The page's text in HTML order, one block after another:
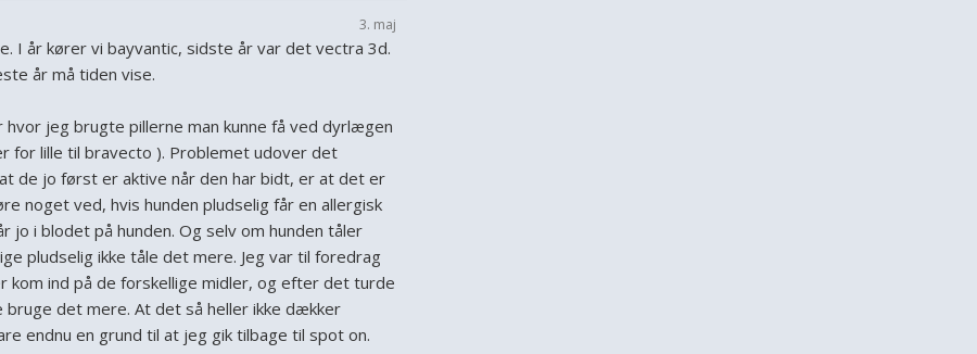
3. maj
I år kører vi bayvantic, sidste år var det vectra 3d.
år må tiden vise.
hvor jeg brugte pillerne man kunne få ved dyrlægen
for lille til bravecto ). Problemet udover det
de jo først er aktive når den har bidt, er at det er
noget ved, hvis hunden pludselig får en allergisk
jo i blodet på hunden. Og selv om hunden tåler
pludselig ikke tåle det mere. Jeg var til foredrag
kom ind på de forskellige midler, og efter det turde
bruge det mere. At det så heller ikke dækker
endnu en grund til at jeg gik tilbage til spot on.